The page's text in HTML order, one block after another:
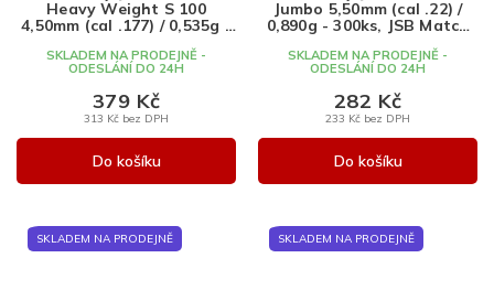
Heavy Weight S 100
4,50mm (cal .177) / 0,535g -
SKLADEM NA PRODEJNĚ -
ODESLÁNÍ DO 24H
313 Kč bez DPH
379 Kč
Do košíku
Jumbo 5,50mm (cal .22) /
0,890g - 300ks, JSB Match
SKLADEM NA PRODEJNĚ -
ODESLÁNÍ DO 24H
233 Kč bez DPH
282 Kč
Do košíku
SKLADEM NA PRODEJNĚ SKLADEM NA PRODEJNĚ